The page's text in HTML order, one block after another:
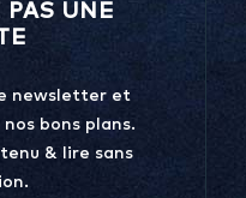
PAS UNE
newsletter et
bons plans.
& lire sans